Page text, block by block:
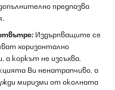
предпазва
Издърпващите се
хоризонтално
коркът не изсъхва.
Ви ненатрапчиво, а
миризми от околната